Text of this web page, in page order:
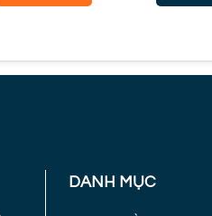
DANH MỤC